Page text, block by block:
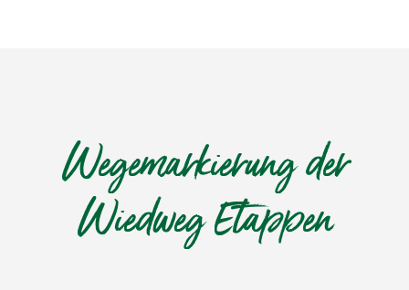
Wegemarkierung der
Wiedweg Etappen